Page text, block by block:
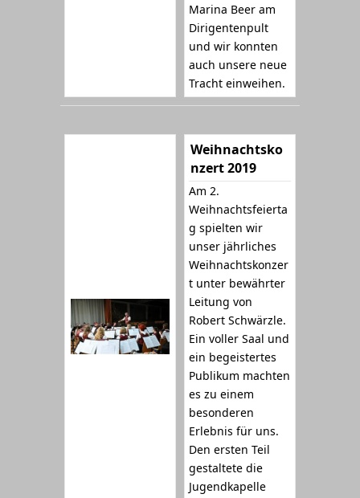
Marina Beer am
Dirigentenpult
und wir konnten
auch unsere neue
Tracht einweihen.
Weihnachtsko
nzert 2019
Am 2.
Weihnachtsfeierta
g spielten wir
unser jährliches
Weihnachtskonzer
t unter bewährter
Leitung von
Robert Schwärzle.
Ein voller Saal und
ein begeistertes
Publikum machten
es zu einem
besonderen
Erlebnis für uns.
Den ersten Teil
gestaltete die
Jugendkapelle